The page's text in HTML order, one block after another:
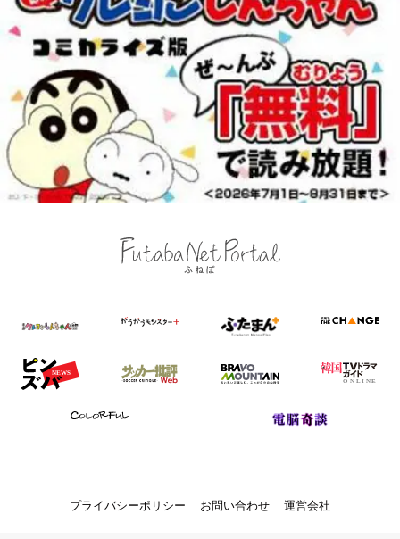
プライバシーポリシー お問い合わせ 運営会社